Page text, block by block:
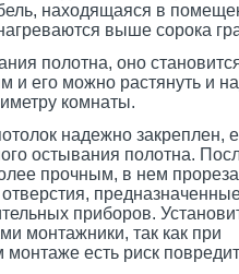
находящаяся в
выше сорока
полотна, оно
и его можно растянуть и
комнаты.
надежно закреплен,
остывания полотна.
прочным, в нем
отверстия,
приборов.
монтажники, так как при
монтаже есть риск